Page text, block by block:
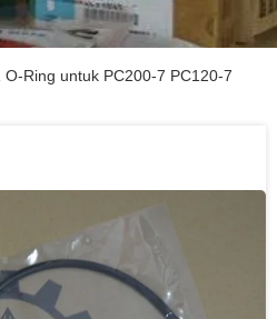
Ring untuk PC200-7 PC120-7